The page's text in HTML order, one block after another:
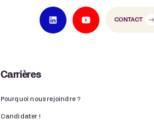
CONTACT
Carrières
Pourquoi nous rejoindre ?
Candidater !